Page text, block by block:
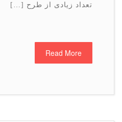
تعداد زیادی از طرح […]
Read More